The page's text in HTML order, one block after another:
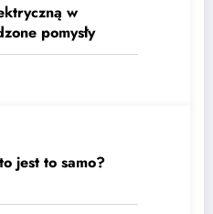
w
pomysły
jest to samo?